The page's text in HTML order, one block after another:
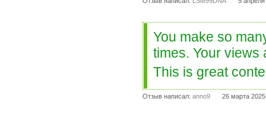
You make so
times. Your views
This is great
Отзыв написал: anno9 26 марта